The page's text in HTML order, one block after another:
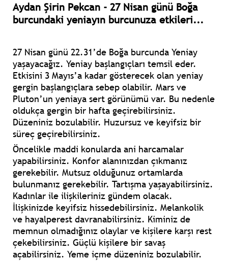
Aydan Şirin Pekcan - 27 Nisan günü Boğa
burcundaki yeniayın burcunuza etkileri...
27 Nisan günü 22.31’de Boğa burcunda Yeniay
yaşayacağız. Yeniay başlangıçları temsil eder.
Etkisini 3 Mayıs’a kadar gösterecek olan yeniay
gergin başlangıçlara sebep olabilir. Mars ve
Pluton’un yeniaya sert görünümü var. Bu nedenle
oldukça gergin bir hafta geçirebilirsiniz.
Düzeniniz bozulabilir. Huzursuz ve keyifsiz bir
süreç geçirebilirsiniz.
Öncelikle maddi konularda ani harcamalar
yapabilirsiniz. Konfor alanınızdan çıkmanız
gerekebilir. Mutsuz olduğunuz ortamlarda
bulunmanız gerekebilir. Tartışma yaşayabilirsiniz.
Kadınlar ile ilişkileriniz gündem olacak.
İlişkinizde keyifsiz hissedebilirsiniz. Melankolik
ve hayalperest davranabilirsiniz. Kiminiz de
memnun olmadığınız olaylar ve kişilere karşı rest
çekebilirsiniz. Güçlü kişilere bir savaş
açabilirsiniz. Yeme içme düzeniniz bozulabilir.